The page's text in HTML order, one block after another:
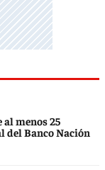
al menos 25
del Banco Nación